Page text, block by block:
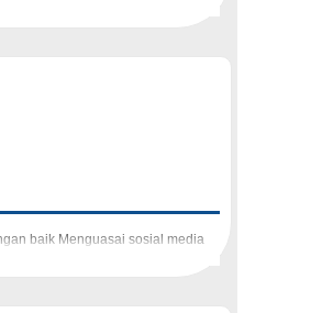
baik Menguasai sosial media